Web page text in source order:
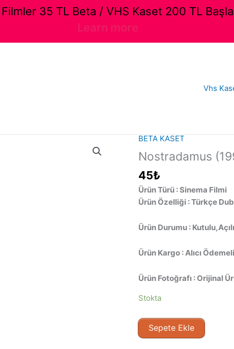
Vhs
BETA KASET
Nostradamus
45₺
Ürün Türü : Sinema Filmi
Ürün Özelliği : Türkçe
Ürün Durumu :
Ürün Kargo : Alıcı Ödemeli
Ürün Fotoğrafı : Orijinal
Stokta
Nostradamus
(1994)
Sepete Ekle
35 TL Beta / VHS Kaset 200 TL
Learn more